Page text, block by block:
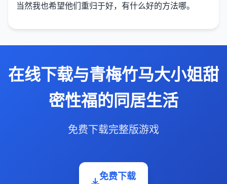
当然我也希望他们重归于好，有什么好的方法哪。
在线下载与青梅竹马大小姐甜
密性福的同居生活
免费下载完整版游戏
免费下载